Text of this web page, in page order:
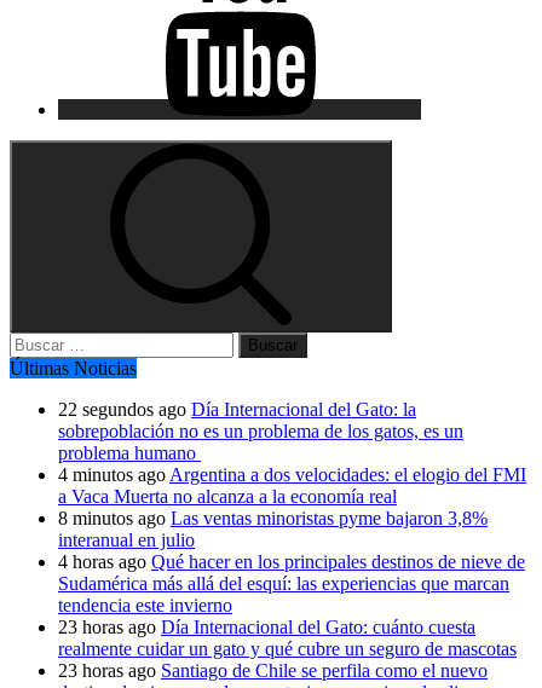
Buscar:
Últimas Noticias
22 segundos ago Día Internacional del Gato: la
sobrepoblación no es un problema de los gatos, es un
problema humano
4 minutos ago Argentina a dos velocidades: el elogio del FMI
a Vaca Muerta no alcanza a la economía real
8 minutos ago Las ventas minoristas pyme bajaron 3,8%
interanual en julio
4 horas ago Qué hacer en los principales destinos de nieve de
Sudamérica más allá del esquí: las experiencias que marcan
tendencia este invierno
23 horas ago Día Internacional del Gato: cuánto cuesta
realmente cuidar un gato y qué cubre un seguro de mascotas
23 horas ago Santiago de Chile se perfila como el nuevo